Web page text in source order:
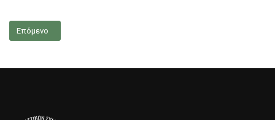
Επόμενο άρθρο: Διοικητικό Συμβούλιο
Επόμενο